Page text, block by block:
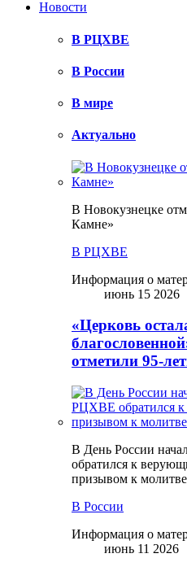
Новости
В РЦХВЕ
В России
В мире
Актуально
В Новокузнецке
Камне»
В РЦХВЕ
Информация о
июнь 15 2026
«Церковь
отметили 95-
В День России
обратился к
призывом к молитве
В России
Информация о
июнь 11 2026